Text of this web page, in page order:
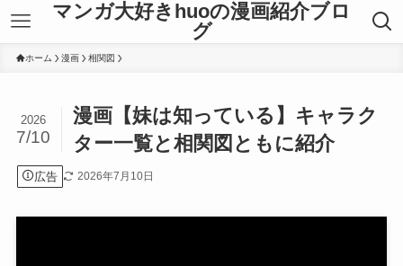
マンガ大好きhuoの漫画紹介ブロ
グ
ホーム 漫画 相関図
漫画【妹は知っている】キャラク
ター一覧と相関図ともに紹介
2026
7/10
広告 2026年7月10日